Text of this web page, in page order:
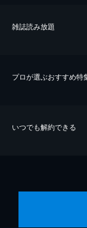
雑誌読み放題
プロが選ぶおすすめ特
いつでも解約できる